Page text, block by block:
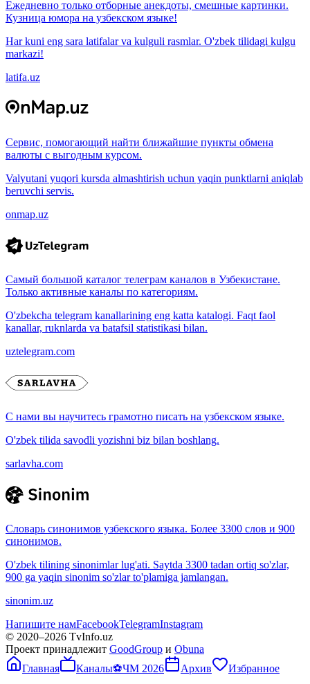
Ежедневно только отборные анекдоты, смешные картинки.
Кузница юмора на узбекском языке!
Har kuni eng sara latifalar va kulguli rasmlar. O'zbek tilidagi kulgu
markazi!
latifa.uz
Сервис, помогающий найти ближайшие пункты обмена
валюты с выгодным курсом.
Valyutani yuqori kursda almashtirish uchun yaqin punktlarni aniqlab
beruvchi servis.
onmap.uz
Самый большой каталог телеграм каналов в Узбекистане.
Только активные каналы по категориям.
O'zbekcha telegram kanallarining eng katta katalogi. Faqt faol
kanallar, ruknlarda va batafsil statistikasi bilan.
uztelegram.com
С нами вы научитесь грамотно писать на узбекском языке.
O'zbek tilida savodli yozishni biz bilan boshlang.
sarlavha.com
Словарь синонимов узбекского языка. Более 3300 слов и 900
синонимов.
O'zbek tilining sinonimlar lug'ati. Saytda 3300 tadan ortiq so'zlar,
900 ga yaqin sinonim so'zlar to'plamiga jamlangan.
sinonim.uz
Напишите намFacebookTelegramInstagram
© 2020–2026 TvInfo.uz
Проект принадлежит GoodGroup и Obuna
Главная
Каналы⚽ЧМ 2026 Архив Избранное